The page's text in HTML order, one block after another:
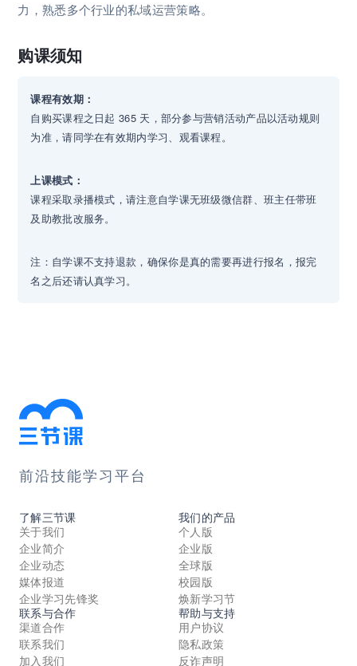
力，熟悉多个行业的私域运营策略。
购课须知
课程有效期：
自购买课程之日起 365 天，部分参与营销活动产品以活动规则
为准，请同学在有效期内学习、观看课程。
上课模式：
课程采取录播模式，请注意自学课无班级微信群、班主任带班
及助教批改服务。
注：自学课不支持退款，确保你是真的需要再进行报名，报完
名之后还请认真学习。
前沿技能学习平台
了解三节课
关于我们
企业简介
企业动态
媒体报道
企业学习先锋奖
我们的产品
个人版
企业版
全球版
校园版
焕新学习节
联系与合作
渠道合作
联系我们
加入我们
帮助与支持
用户协议
隐私政策
反诈声明